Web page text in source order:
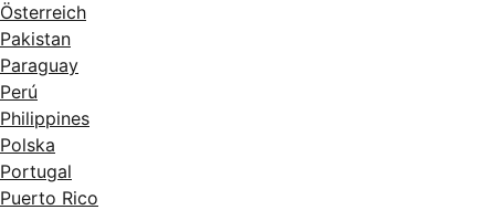
Österreich
Pakistan
Paraguay
Perú
Philippines
Polska
Portugal
Puerto Rico